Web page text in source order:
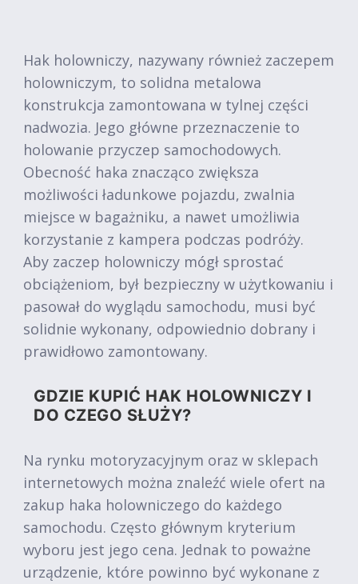
Hak holowniczy, nazywany również zaczepem
holowniczym, to solidna metalowa
konstrukcja zamontowana w tylnej części
nadwozia. Jego główne przeznaczenie to
holowanie przyczep samochodowych.
Obecność haka znacząco zwiększa
możliwości ładunkowe pojazdu, zwalnia
miejsce w bagażniku, a nawet umożliwia
korzystanie z kampera podczas podróży.
Aby zaczep holowniczy mógł sprostać
obciążeniom, był bezpieczny w użytkowaniu i
pasował do wyglądu samochodu, musi być
solidnie wykonany, odpowiednio dobrany i
prawidłowo zamontowany.
GDZIE KUPIĆ HAK HOLOWNICZY I
DO CZEGO SŁUŻY?
Na rynku motoryzacyjnym oraz w sklepach
internetowych można znaleźć wiele ofert na
zakup haka holowniczego do każdego
samochodu. Często głównym kryterium
wyboru jest jego cena. Jednak to poważne
urządzenie, które powinno być wykonane z